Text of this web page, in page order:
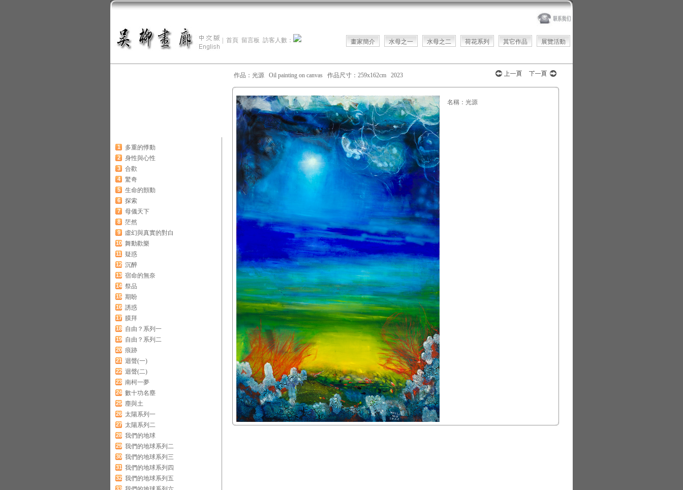
首頁 留言板 訪客人數： 畫家簡介 水母之一 水母之二 荷花系列 其它作品 展覽活動
1 多重的悸動
2 身性與心性
3 合歡
4 驚奇
5 生命的顫動
6 探索
7 母儀天下
8 茫然
9 虛幻與真實的對白
10 舞動歡樂
11 疑惑
12 沉醉
13 宿命的無奈
14 祭品
15 期盼
16 誘惑
17 膜拜
18 自由？系列一
19 自由？系列二
20 痕跡
21 迴聲(一)
22 迴聲(二)
23 南柯一夢
24 數十功名塵
25 塵與土
26 太陽系列一
27 太陽系列二
28 我們的地球
29 我們的地球系列二
30 我們的地球系列三
31 我們的地球系列四
32 我們的地球系列五
33
作品：光源 Oil painting on canvas 作品尺寸：259x162cm 2023
名稱：光源